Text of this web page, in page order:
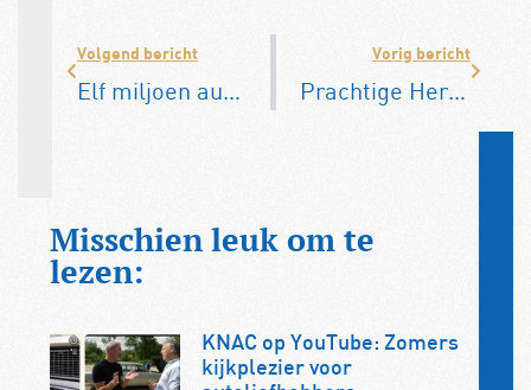
Volgend bericht
Elf miljoen auto’s minder door chiptekort
Vorig bericht
Prachtige Herfsttocht in nazomerzon
Misschien leuk om te
lezen:
KNAC op YouTube: Zomers
kijkplezier voor